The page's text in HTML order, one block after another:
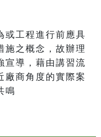
或工程進行前應具
施之概念，故辦理
宣導，藉由講習流
廠商角度的實際案
鳴